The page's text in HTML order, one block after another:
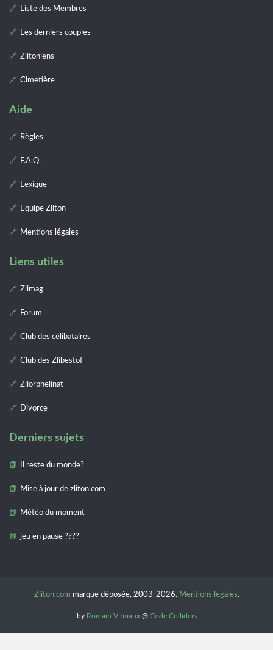
Liste des Membres
Les derniers couples
Zlitoniens
Cimetière
Aide
Règles
F.A.Q.
Lexique
Equipe Zliton
Mentions légales
Liens utiles
Zlimag
Forum
Club des célibataires
Club des Zlibestof
Zliorphelinat
Divorce
Derniers sujets
Il reste du monde?
Mise à jour de zliton.com
Météo du moment
jeu en pause ????
Zliton.com marque déposée, 2003-2026. Mentions légales.
by Romain Virmaux@ Code Colliders